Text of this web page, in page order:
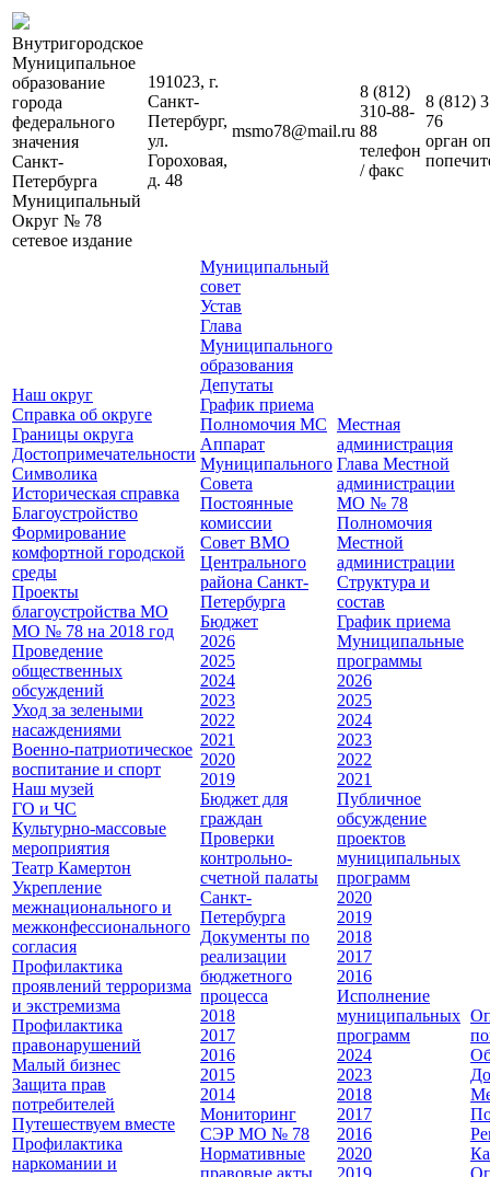
Внутригородское
Муниципальное
образование
города
федерального
значения
Санкт-
Петербурга
Муниципальный
Округ № 78
сетевое издание
191023, г.
Санкт-
Петербург,
ул.
Гороховая,
д. 48
msmo78@mail.ru
8 (812)
310-88-
88
телефон
/ факс
8 (812)
76
орган
Наш округ
Справка об округе
Границы округа
Достопримечательности
Символика
Историческая справка
Благоустройство
Формирование
комфортной городской
среды
Проекты
благоустройства МО
МО № 78 на 2018 год
Проведение
общественных
обсуждений
Уход за зелеными
насаждениями
Военно-патриотическое
воспитание и спорт
Наш музей
ГО и ЧС
Культурно-массовые
мероприятия
Театр Камертон
Укрепление
межнационального и
межконфессионального
согласия
Профилактика
проявлений терроризма
и экстремизма
Профилактика
правонарушений
Малый бизнес
Защита прав
потребителей
Путешествуем вместе
Профилактика
наркомании и
Муниципальный
совет
Устав
Глава
Муниципального
образования
Депутаты
График приема
Полномочия МС
Аппарат
Муниципального
Совета
Постоянные
комиссии
Совет ВМО
Центрального
района Санкт-
Петербурга
Бюджет
2026
2025
2024
2023
2022
2021
2020
2019
Бюджет для
граждан
Проверки
контрольно-
счетной палаты
Санкт-
Петербурга
Документы по
реализации
бюджетного
процесса
2018
2017
2016
2015
2014
Мониторинг
СЭР МО № 78
Нормативные
правовые акты
Местная
администрация
Глава Местной
администрации
МО № 78
Полномочия
Местной
администрации
Cтруктура и
состав
График приема
Муниципальные
программы
2026
2025
2024
2023
2022
2021
Публичное
обсуждение
проектов
муниципальных
программ
2020
2019
2018
2017
2016
Исполнение
муниципальных
программ
2024
2023
2018
2017
2016
2020
2019